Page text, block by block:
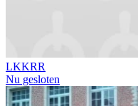
LKKRR
Nu gesloten